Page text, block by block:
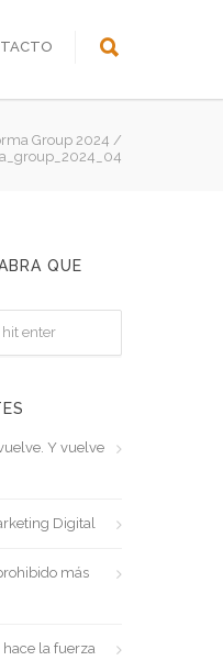
Group 2024 /
QUE
Y vuelve
Digital
más
la fuerza